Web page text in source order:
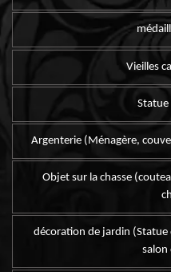
Vieilles
Statue
Argenterie (Ménagère,
Objet sur la chasse
décoration de jardin
salon